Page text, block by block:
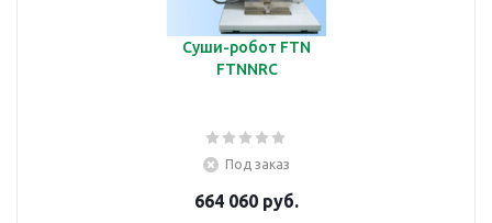
Суши-робот FTN
FTNNRC
Под заказ
664 060 руб.